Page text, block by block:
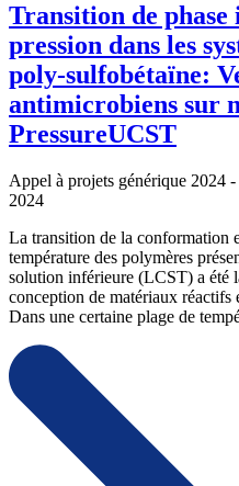
Transition de
pression dans les
poly-sulfobétaïne:
antimicrobiens sur
PressureUCST
Appel à projets générique 2024
2024
La transition de la conformation
température des polymères
solution inférieure (LCST) a été
conception de matériaux réactifs
Dans une certaine plage de